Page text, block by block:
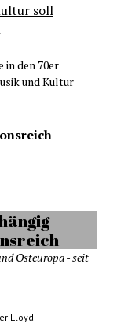
soll
in den 70er
und Kultur
-
Osteuropa - seit
Lloyd